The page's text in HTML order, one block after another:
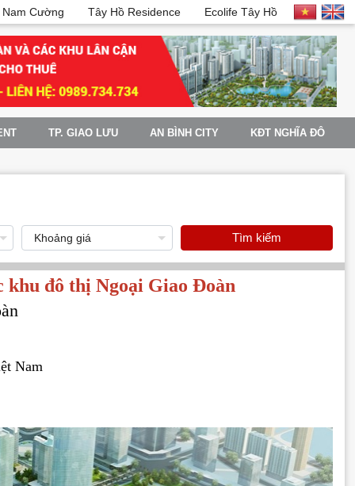
Nam Cường Tây Hồ Residence Ecolife Tây Hồ
TP. GIAO LƯU AN BÌNH CITY KĐT NGHĨA ĐÔ
Tìm kiếm
khu đô thị Ngoại Giao Đoàn
Nam